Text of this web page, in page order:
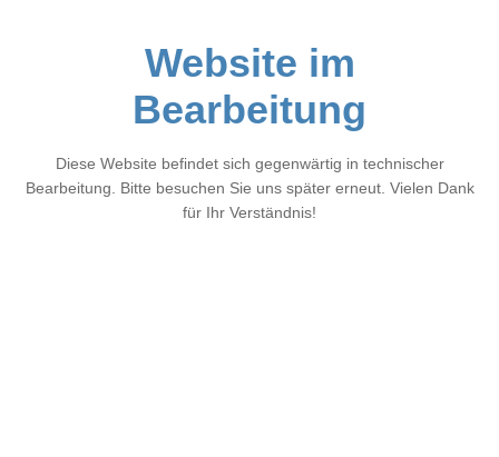
Website im
Bearbeitung
Diese Website befindet sich gegenwärtig in technischer
Bearbeitung. Bitte besuchen Sie uns später erneut. Vielen Dank
für Ihr Verständnis!